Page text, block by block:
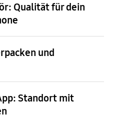
Qualität für dein
und
Standort mit